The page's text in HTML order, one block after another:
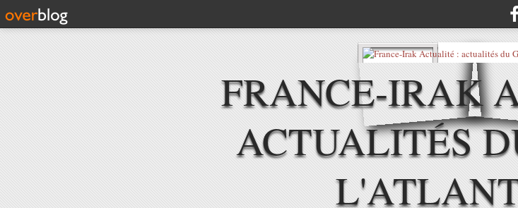
FRANCE-IRAK
ACTUALITÉS